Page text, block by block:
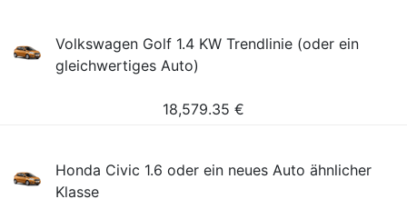
Volkswagen Golf 1.4 KW Trendlinie (oder ein
gleichwertiges Auto)
18,579.35 €
Honda Civic 1.6 oder ein neues Auto ähnlicher
Klasse